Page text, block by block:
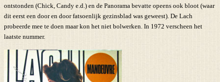
ontstonden (Chick, Candy e.d.) en de Panorama bevatte opeens ook bloot (waar
dit eerst een door en door fatsoenlijk gezinsblad was geweest). De Lach
probeerde mee te doen maar kon het niet bolwerken. In 1972 verscheen het
laatste nummer.